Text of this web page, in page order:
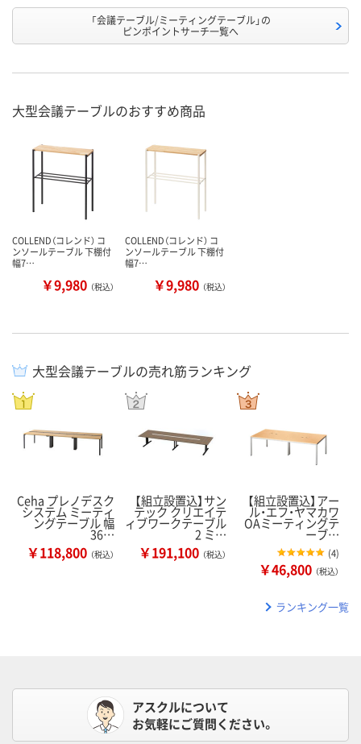
「会議テーブル/ミーティングテーブル」の
ピンポイントサーチ一覧へ
大型会議テーブルのおすすめ商品
COLLEND（コレンド） コ
ンソールテーブル 下棚付
幅7…
￥9,980 （税込）
COLLEND（コレンド） コ
ンソールテーブル 下棚付
幅7…
￥9,980 （税込）
大型会議テーブルの売れ筋ランキング
Ceha プレノデスク
システム ミーティ
ングテーブル 幅
36…
￥118,800 （税込）
【組立設置込】サン
テック クリエイテ
ィブワークテーブル
2 ミ…
￥191,100 （税込）
【組立設置込】アー
ル・エフ・ヤマカワ
OAミーティングテ
ーブ…
(4)
￥46,800 （税込）
ランキング一覧
アスクルについて
お気軽にご質問ください。